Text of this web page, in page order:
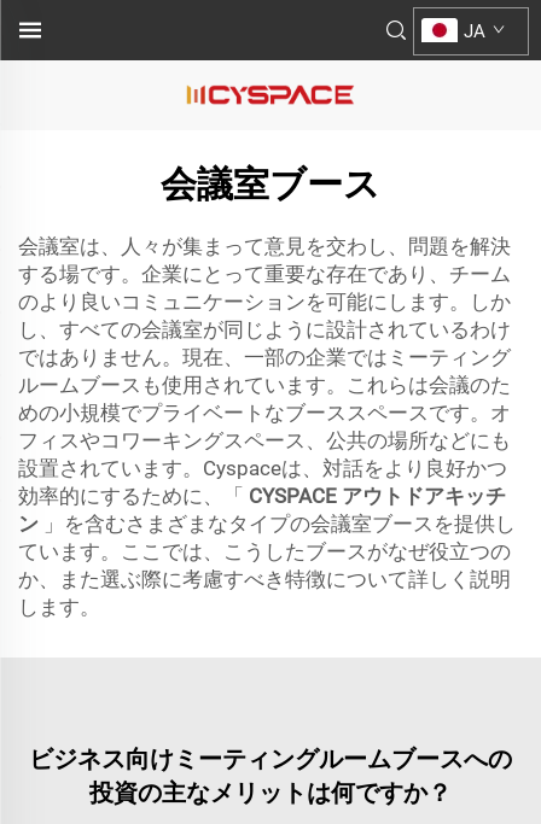
JA
会議室ブース
会議室は、人々が集まって意見を交わし、問題を解決
する場です。企業にとって重要な存在であり、チーム
のより良いコミュニケーションを可能にします。しか
し、すべての会議室が同じように設計されているわけ
ではありません。現在、一部の企業ではミーティング
ルームブースも使用されています。これらは会議のた
めの小規模でプライベートなブーススペースです。オ
フィスやコワーキングスペース、公共の場所などにも
設置されています。Cyspaceは、対話をより良好かつ
効率的にするために、「 CYSPACE アウトドアキッチ
ン 」を含むさまざまなタイプの会議室ブースを提供し
ています。ここでは、こうしたブースがなぜ役立つの
か、また選ぶ際に考慮すべき特徴について詳しく説明
します。
ビジネス向けミーティングルームブースへの
投資の主なメリットは何ですか？